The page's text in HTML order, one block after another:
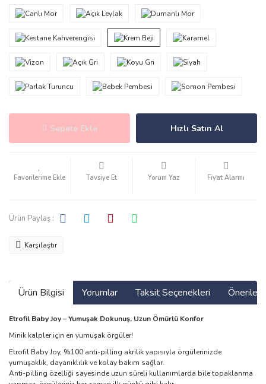
Sepete Ekle Hızlı Satın Al
Tavsiye Et Yorum Yaz Fiyat Alarmı
Ürün Paylaş :
Karşılaştır
Ürün Bilgisi Yorumlar Taksit Seçenekleri
Etrofil Baby Joy – Yumuşak Dokunuş, Uzun Ömürlü Konfor
Minik kalpler için en yumuşak örgüler!
Etrofil Baby Joy, %100 anti-pilling akrilik yapısıyla örgülerinizde
yumuşaklık, dayanıklılık ve kolay bakım sağlar.
Anti-pilling özelliği sayesinde uzun süreli kullanımlarda bile topaklanma